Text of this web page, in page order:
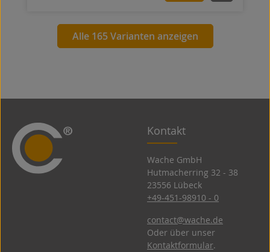
Alle 165 Varianten anzeigen
Kontakt
Wache GmbH
Hutmacherring 32 ­- 38
23556 Lübeck
+49-451-98910 - 0
contact@wache.de
Oder über unser
Kontaktformular.